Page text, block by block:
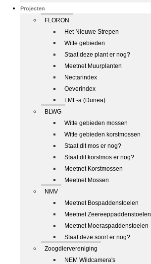
Projecten
FLORON
Het Nieuwe Strepen
Witte gebieden
Staat deze plant er nog?
Meetnet Muurplanten
Nectarindex
Oeverindex
LMF-a (Dunea)
BLWG
Witte gebieden mossen
Witte gebieden korstmossen
Staat dit mos er nog?
Staat dit korstmos er nog?
Meetnet Korstmossen
Meetnet Mossen
NMV
Meetnet Bospaddenstoelen
Meetnet Zeereeppaddenstoelen
Meetnet Moeraspaddenstoelen
Staat deze soort er nog?
Zoogdiervereniging
NEM Wildcamera's